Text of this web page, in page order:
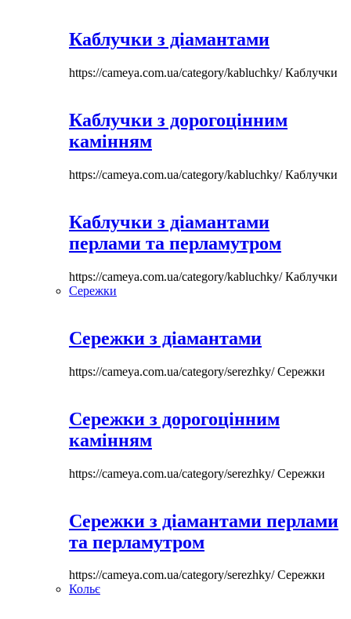
Каблучки з діамантами
https://cameya.com.ua/category/kabluchky/Каблучки
Каблучки з дорогоцінним
камінням
https://cameya.com.ua/category/kabluchky/Каблучки
Каблучки з діамантами
перлами та перламутром
https://cameya.com.ua/category/kabluchky/Каблучки
Сережки
Сережки з діамантами
https://cameya.com.ua/category/serezhky/Сережки
Сережки з дорогоцінним
камінням
https://cameya.com.ua/category/serezhky/Сережки
Сережки з діамантами перлами
та перламутром
https://cameya.com.ua/category/serezhky/Сережки
Кольє